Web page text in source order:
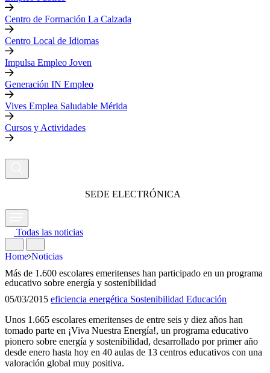
Centro de Formación La Calzada
Centro Local de Idiomas
Impulsa Empleo Joven
Generación IN Empleo
Vives Emplea Saludable Mérida
Cursos y Actividades
SEDE ELECTRÓNICA
Todas las noticias
Home Noticias
Más de 1.600 escolares emeritenses han participado en un programa
educativo sobre energía y sostenibilidad
05/03/2015 eficiencia energética Sostenibilidad Educación
Unos 1.665 escolares emeritenses de entre seis y diez años han
tomado parte en ¡Viva Nuestra Energía!, un programa educativo
pionero sobre energía y sostenibilidad, desarrollado por primer año
desde enero hasta hoy en 40 aulas de 13 centros educativos con una
valoración global muy positiva.